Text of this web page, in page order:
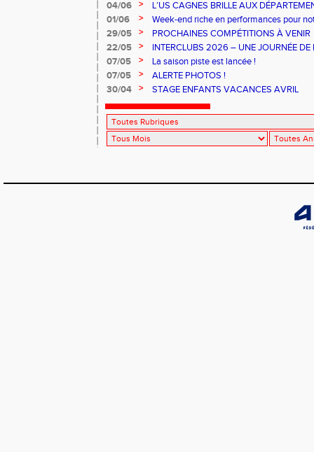
Ferrand qui se sont déroulés les 6 et 7
04/06 >
L’US CAGNES BRILLE AUX
01/06
>
Week-end riche en performances pour
29/05
>
PROCHAINES COMPÉTITIONS À VENIR
22/05
>
INTERCLUBS 2026 – UNE JOURNÉE DE
PERFORMANCE
07/05 >
La saison piste est lancée !
07/05
>
ALERTE PHOTOS !
30/04
> STAGE ENFANTS VACANCES AVRIL